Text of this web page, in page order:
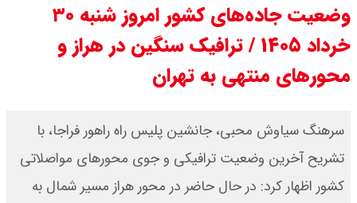
وضعیت جاده‌های کشور امروز شنبه ۳۰
خرداد ۱۴۰۵ / ترافیک سنگین در هراز و
محورهای منتهی به تهران
سرهنگ سیاوش محبی، جانشین پلیس راه راهور فراجا، با
تشریح آخرین وضعیت ترافیکی و جوی محورهای مواصلاتی
کشور اظهار کرد: در حال حاضر در محور هراز مسیر شمال به